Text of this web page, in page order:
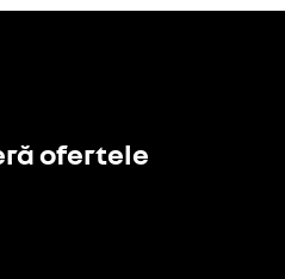
ofertele